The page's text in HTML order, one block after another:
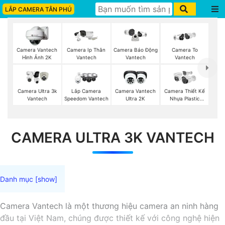
LẮP CAMERA TÂN PHÚ
Camera Vantech
Hình Ảnh 2K
Camera Ip Thân
Vantech
Camera Báo Động
Vantech
Camera To
Vantech
Camera Ultra 3k
Vantech
Lắp Camera
Speedom Vantech
Camera Vantech
Ultra 2K
Camera Thiết Kế
Nhựa Plastic
CAMERA ULTRA 3K VANTECH
Camera Vantech là một thương hiệu camera an ninh hàng
đầu tại Việt Nam, chúng được thiết kế với công nghệ hiện